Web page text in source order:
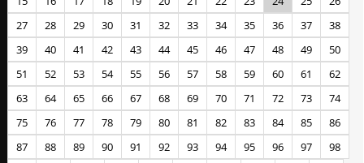
27
28 29 30 31 32 33 34 35 36 37
38
39
40 41 42 43 44 45 46 47 48 49
50
51
52 53 54 55 56 57 58 59 60 61
62
63
64 65 66 67 68 69 70 71 72 73
74
75
76 77 78 79 80 81 82 83 84 85
86
87
88 89 90 91 92 93 94 95 96 97
98